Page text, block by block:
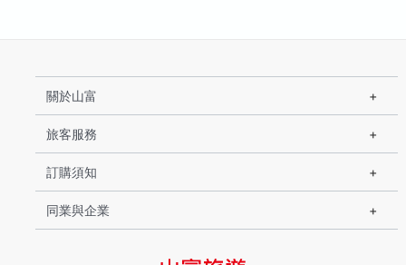
關於山富
旅客服務
訂購須知
同業與企業